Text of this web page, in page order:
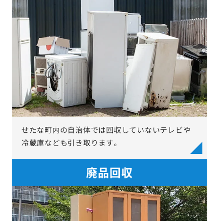
せたな町内の自治体では回収していないテレビや
冷蔵庫なども引き取ります。
廃品回収